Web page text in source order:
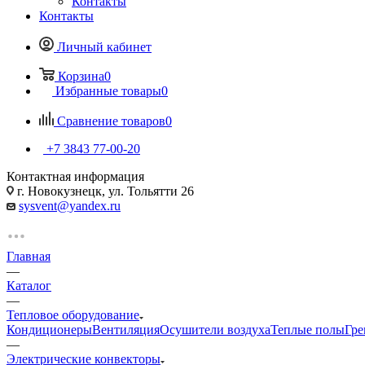
Контакты
Личный кабинет
Корзина0
Избранные товары0
Сравнение товаров0
+7 3843 77-00-20
Контактная информация
г. Новокузнецк, ул. Тольятти 26
sysvent@yandex.ru
Главная
—
Каталог
—
Тепловое оборудование
КондиционерыВентиляцияОсушители воздухаТеплые полы
—
Электрические конвекторы